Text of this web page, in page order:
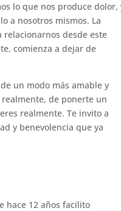
lo que nos produce dolor,
a nosotros mismos. La
desde este
comienza a dejar de
un modo más amable y
realmente, de ponerte un
realmente. Te invito a
y benevolencia que ya
hace 12 años facilito